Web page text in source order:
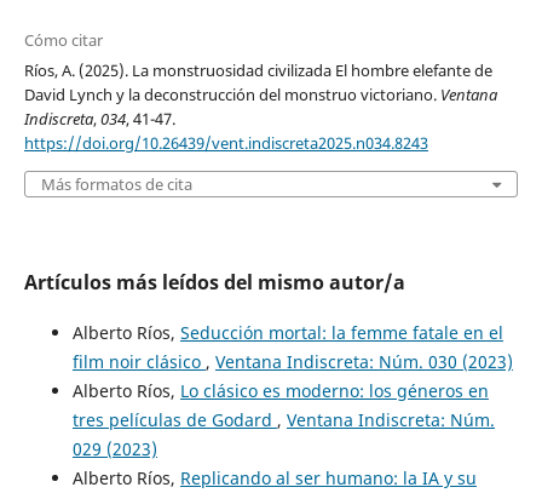
Cómo citar
Ríos, A. (2025). La monstruosidad civilizada El hombre elefante de
David Lynch y la deconstrucción del monstruo victoriano. Ventana
Indiscreta,034, 41-47.
https://doi.org/10.26439/vent.indiscreta2025.n034.8243
Más formatos de cita
Artículos más leídos del mismo autor/a
Alberto Ríos, Seducción mortal: la femme fatale en el
film noir clásico , Ventana Indiscreta: Núm. 030 (2023)
Alberto Ríos, Lo clásico es moderno: los géneros en
tres películas de Godard , Ventana Indiscreta: Núm.
029 (2023)
Alberto Ríos, Replicando al ser humano: la IA y su